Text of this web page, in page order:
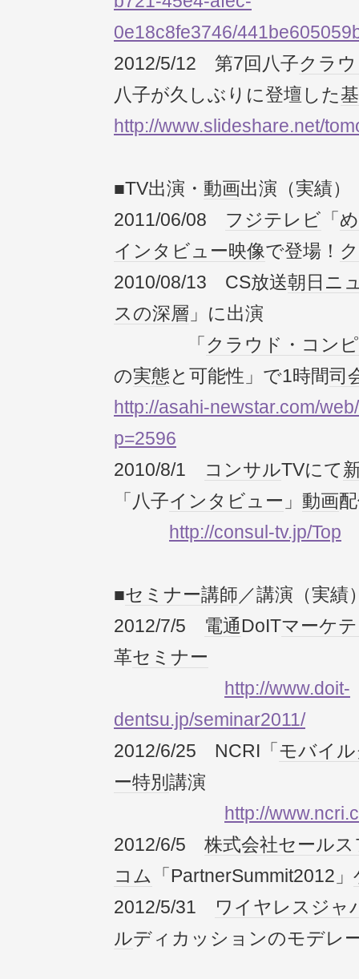
0e18c8fe3746/
2012/5/12 第7回八子クラ
八子が久しぶりに登壇した
http://www.slideshare.net/
■TV出演・ 動画出演（実績）
2011/06/08 フジテレビ 「
インタビュー映像で登場！
2010/08/13 CS放送朝日ニ
スの深層 」に出演
「 クラウド・コン
の実態と可能性」で1時間司
http://asahi-newstar.com/
p=2596
2010/8/1
コンサルTVにて
「八子インタビュー 」 動画
http://consul-tv.jp/Top
■セミナー講師／講演（実績
2012/7/5 電通DoITマーケ
革セミナー
http://www.doit-
dentsu.jp/seminar2011/
2012/6/25 NCRI「 モバイル
ー特別 講演
http://
2012/6/5 株式会社セール
コム
「PartnerSummit2012」
2012/5/31
ワイヤレスジャ
ルディカッションのモデレ